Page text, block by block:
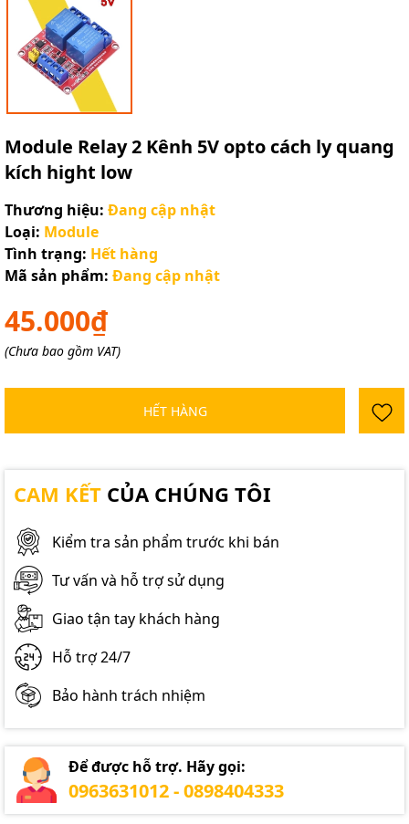
Module Relay 2 Kênh 5V opto cách ly quang
kích hight low
Thương hiệu: Đang cập nhật
Loại: Module
Tình trạng: Hết hàng
Mã sản phẩm: Đang cập nhật
45.000₫
(Chưa bao gồm VAT)
HẾT HÀNG
CAM KẾT CỦA CHÚNG TÔI
Kiểm tra sản phẩm trước khi bán
Tư vấn và hỗ trợ sử dụng
Giao tận tay khách hàng
Hỗ trợ 24/7
Bảo hành trách nhiệm
Để được hỗ trợ. Hãy gọi:
0963631012 - 0898404333